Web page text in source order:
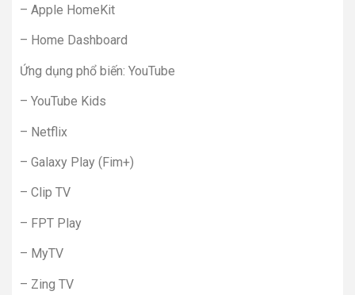
– Apple HomeKit
– Home Dashboard
Ứng dụng phổ biến: YouTube
– YouTube Kids
– Netflix
– Galaxy Play (Fim+)
– Clip TV
– FPT Play
– MyTV
– Zing TV